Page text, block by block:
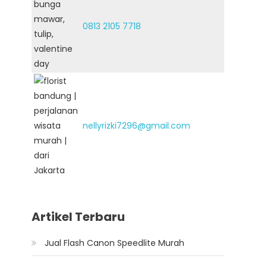
0813 2105 7718
nellyrizki7296@gmail.com
Artikel Terbaru
Jual Flash Canon Speedlite Murah